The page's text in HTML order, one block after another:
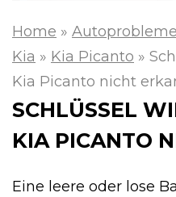
Home » Autoprobleme
Kia » Kia Picanto »
Kia Picanto nicht
SCHLÜSSEL
KIA PICANTO
Eine leere oder lose